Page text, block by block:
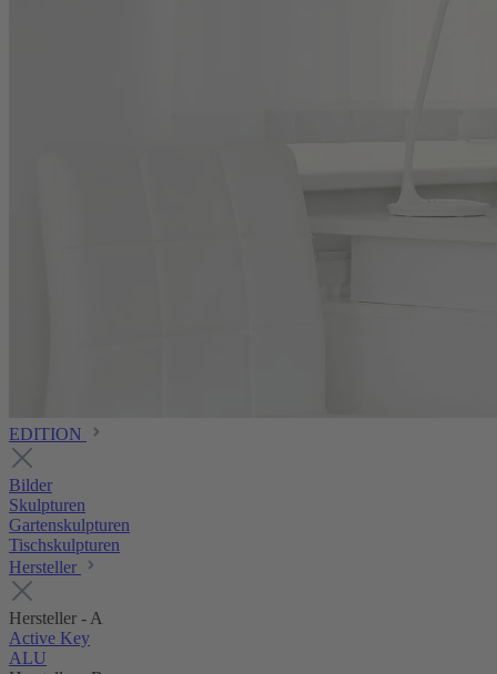
EDITION
Bilder
Skulpturen
Gartenskulpturen
Tischskulpturen
Hersteller
Hersteller - A
Active Key
ALU